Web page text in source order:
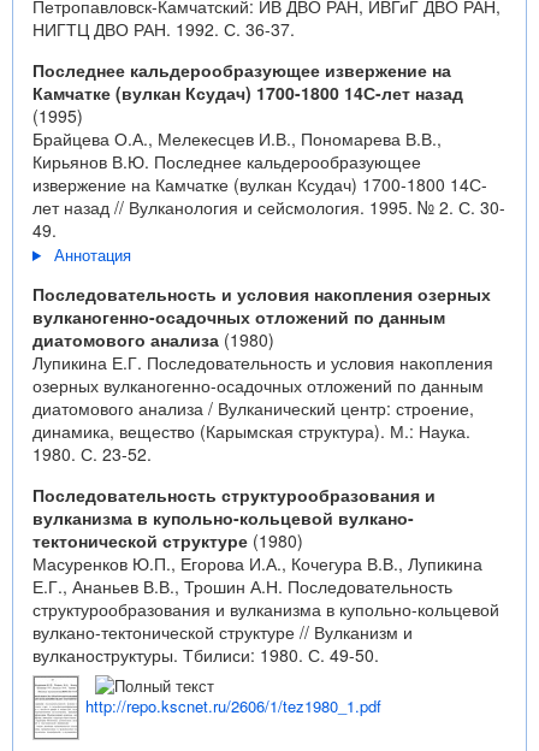
Петропавловск-Камчатский: ИВ ДВО РАН, ИВГиГ ДВО РАН,
НИГТЦ ДВО РАН. 1992. С. 36-37.
Последнее кальдерообразующее извержение на
Камчатке (вулкан Ксудач) 1700-1800 14С-лет назад
(1995)
Брайцева О.А., Мелекесцев И.В., Пономарева В.В.,
Кирьянов В.Ю. Последнее кальдерообразующее
извержение на Камчатке (вулкан Ксудач) 1700-1800 14С-
лет назад // Вулканология и сейсмология. 1995. № 2. С. 30-
49.
Аннотация
Последовательность и условия накопления озерных
вулканогенно-осадочных отложений по данным
диатомового анализа (1980)
Лупикина Е.Г. Последовательность и условия накопления
озерных вулканогенно-осадочных отложений по данным
диатомового анализа / Вулканический центр: строение,
динамика, вещество (Карымская структура). М.: Наука.
1980. С. 23-52.
Последовательность структурообразования и
вулканизма в купольно-кольцевой вулкано-
тектонической структуре (1980)
Масуренков Ю.П., Егорова И.А., Кочегура В.В., Лупикина
Е.Г., Ананьев В.В., Трошин А.Н. Последовательность
структурообразования и вулканизма в купольно-кольцевой
вулкано-тектонической структуре // Вулканизм и
вулканоструктуры. Тбилиси: 1980. С. 49-50.
http://repo.kscnet.ru/2606/1/tez1980_1.pdf